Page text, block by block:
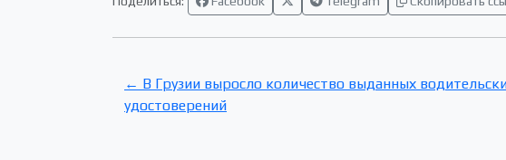
← В Грузии выросло количество выданных
удостоверений